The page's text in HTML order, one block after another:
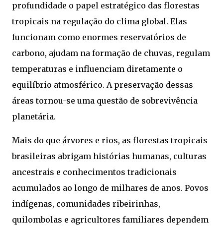
profundidade o papel estratégico das florestas
tropicais na regulação do clima global. Elas
funcionam como enormes reservatórios de
carbono, ajudam na formação de chuvas, regulam
temperaturas e influenciam diretamente o
equilíbrio atmosférico. A preservação dessas
áreas tornou-se uma questão de sobrevivência
planetária.
Mais do que árvores e rios, as florestas tropicais
brasileiras abrigam histórias humanas, culturas
ancestrais e conhecimentos tradicionais
acumulados ao longo de milhares de anos. Povos
indígenas, comunidades ribeirinhas,
quilombolas e agricultores familiares dependem